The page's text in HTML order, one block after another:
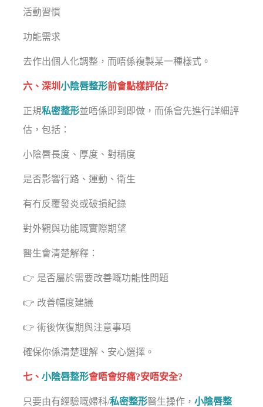
活動習慣
功能需求
去作出個人化調整，而唔係複製某一種樣式。
六、深圳小陰唇整形前會點樣評估?
正規私密整形並唔係即到即做，而係會先進行詳細評
估，包括：
小陰唇長度、厚度、對稱度
是否影響行路、運動、衛生
有冇反覆發炎或破損紀錄
對外觀與功能嘅實際期望
醫生會清楚解釋：
👉 是否屬於需要改善嘅功能性問題
👉 改善幅度建議
👉 術後恢復期與注意事項
確保你係清楚理解、安心選擇。
七、小陰唇整形會唔會好痛?安唔安全?
只要由有經驗嘅婦科/私密整形醫生操作，小陰唇整